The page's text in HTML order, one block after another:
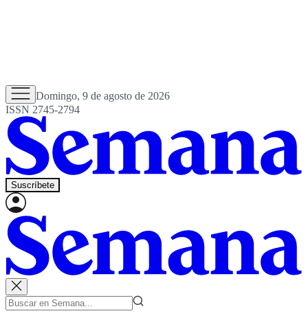
Domingo, 9 de agosto de 2026
ISSN 2745-2794
Suscríbete